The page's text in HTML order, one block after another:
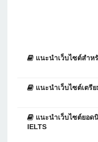
แนะนำเว็บไซต์สำห
แนะนำเว็บไซต์เตรี
แนะนำเว็บไซต์ยอด
IELTS